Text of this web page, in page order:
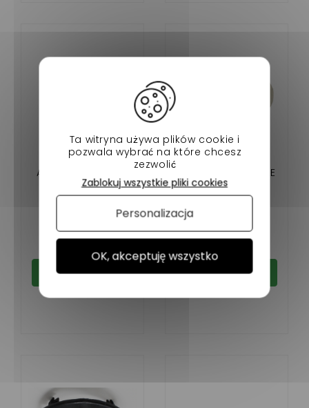
AILE AVANT DROITE
BELLIER B8 (EN
POLYESTER)
W magazynie
Dodaj do koszyka
PARE CHOC ARRIERE
BELLIER B8
W magazynie
Dodaj do koszyka
Ta witryna używa plików cookie i
pozwala wybrać na które chcesz
zezwolić
OK, akceptuję wszystko
Zablokuj wszystkie pliki cookies
Personalizacja